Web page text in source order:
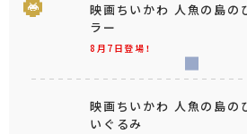
8月7日登場！
映画ちいかわ 人魚の島の
ラー
映画ちいかわ 人魚の島の
いぐるみ